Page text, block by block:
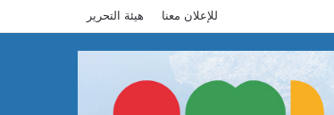
للإعلان معنا هيئة التحرير